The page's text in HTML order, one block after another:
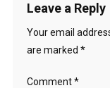
Leave a Reply
Your email
are marked *
Comment*